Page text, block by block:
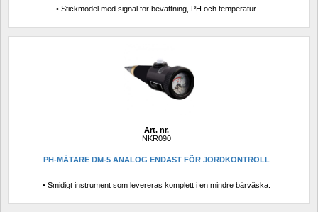
• Stickmodel med signal för bevattning, PH och temperatur
Art. nr.
NKR090
PH-MÄTARE DM-5 ANALOG ENDAST FÖR JORDKONTROLL
• Smidigt instrument som levereras komplett i en mindre bärväska.